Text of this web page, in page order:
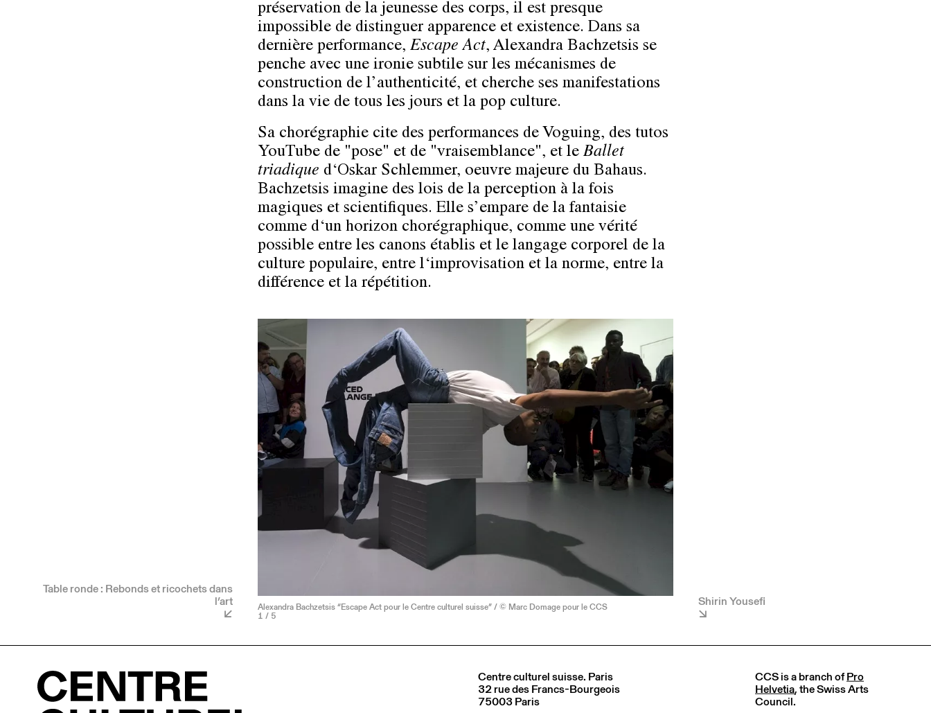
Table ronde : Rebonds et ricochets dans
l’art
préservation de la jeunesse des corps, il est presque
impossible de distinguer apparence et existence. Dans sa
dernière performance, Escape Act, Alexandra Bachzetsis se
penche avec une ironie subtile sur les mécanismes de
construction de l’authenticité, et cherche ses manifestations
dans la vie de tous les jours et la pop culture.
Sa chorégraphie cite des performances de Voguing, des tutos
YouTube de "pose" et de "vraisemblance", et le Ballet
triadique d‘Oskar Schlemmer, oeuvre majeure du Bahaus.
Bachzetsis imagine des lois de la perception à la fois
magiques et scientifiques. Elle s’empare de la fantaisie
comme d‘un horizon chorégraphique, comme une vérité
possible entre les canons établis et le langage corporel de la
culture populaire, entre l‘improvisation et la norme, entre la
différence et la répétition.
Alexandra Bachzetsis “Escape Act pour le Centre culturel suisse” / © Marc Domage pour le CCS
1 / 5
Shirin Yousefi
Centre culturel suisse. Paris
32 rue des Francs-Bourgeois
75003 Paris
CCS is a branch ofPro
Helvetia, the Swiss Arts
Council.